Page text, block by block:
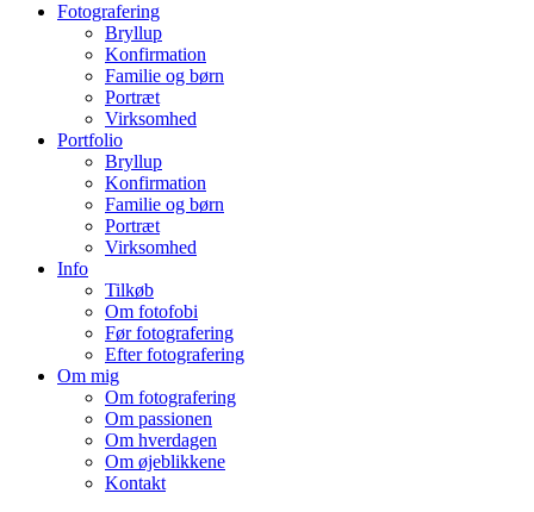
Fotografering
Bryllup
Konfirmation
Familie og børn
Portræt
Virksomhed
Portfolio
Bryllup
Konfirmation
Familie og børn
Portræt
Virksomhed
Info
Tilkøb
Om fotofobi
Før fotografering
Efter fotografering
Om mig
Om fotografering
Om passionen
Om hverdagen
Om øjeblikkene
Kontakt